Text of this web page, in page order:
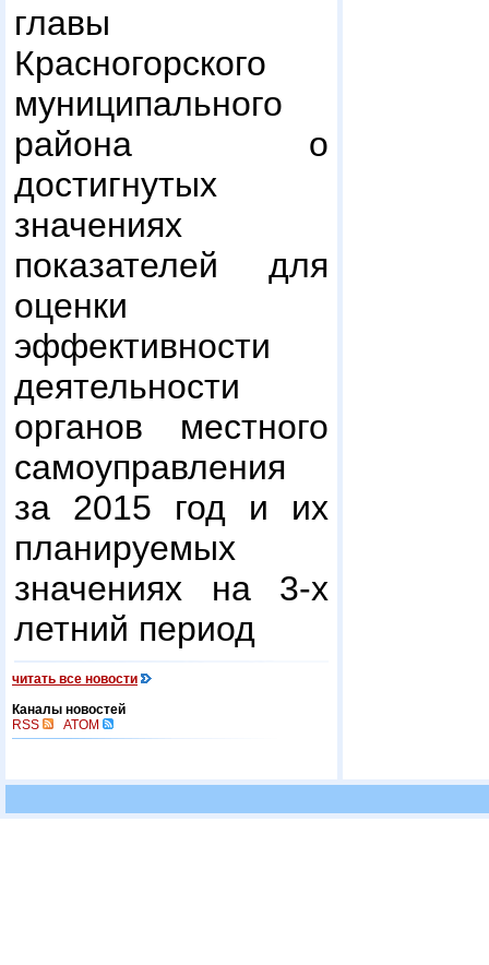
главы
Красногорского
муниципального
района о
достигнутых
значениях
показателей для
оценки
эффективности
деятельности
органов местного
самоуправления
за 2015 год и их
планируемых
значениях на 3-х
летний период
читать все новости
Каналы новостей
RSS
ATOM